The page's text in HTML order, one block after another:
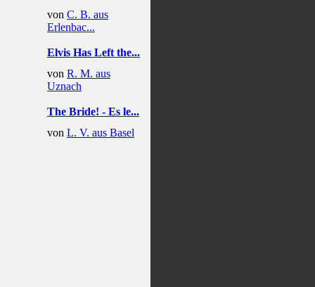
von C. B. aus
Erlenbac...
Elvis Has Left the...
von R. M. aus
Uznach
The Bride! - Es le...
von L. V. aus Basel